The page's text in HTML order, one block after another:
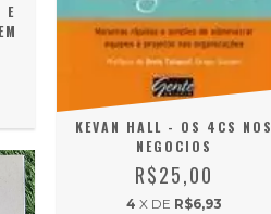
E
KEVAN HALL - OS 4CS NOS
NEGOCIOS
R$25,00
4 X DE R$6,93